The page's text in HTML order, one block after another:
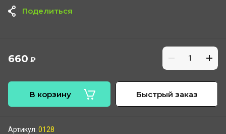
660 ₽
В корзину Быстрый заказ
Артикул: 0128
Поделиться